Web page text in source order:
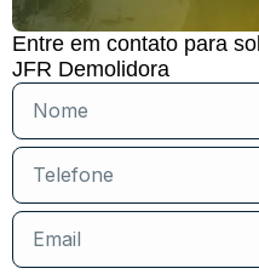
Entre em contato para
JFR Demolidora